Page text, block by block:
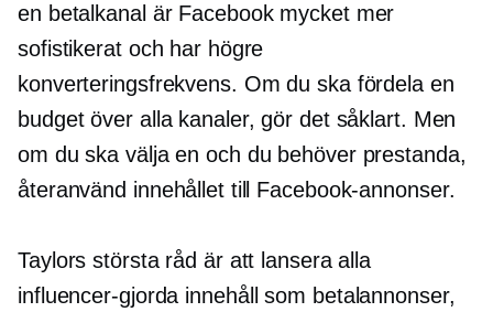
en betalkanal är Facebook mycket mer
sofistikerat och har högre
konverteringsfrekvens. Om du ska fördela en
budget över alla kanaler, gör det såklart. Men
om du ska välja en och du behöver prestanda,
återanvänd innehållet till Facebook-annonser.
Taylors största råd är att lansera alla
influencer-gjorda innehåll som betalannonser,